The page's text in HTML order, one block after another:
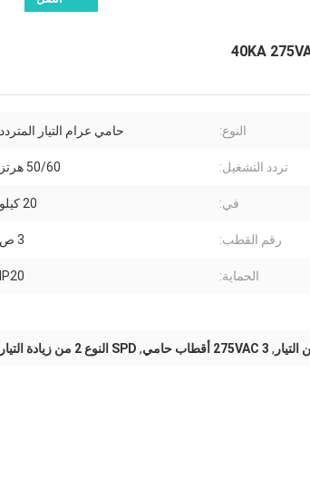
النوع: حامي عرام التيار المتردد
تردد التشغيل: 50/60 هرتز
في: 20 كيلو
رقم القطب: 3 ص
الحماية: IP20
, 275VAC 3 أقطاب حامي , SPD النوع 2 من زيادة التيار